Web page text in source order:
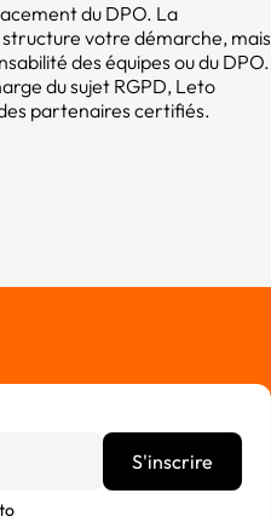
du DPO. La
votre démarche, mais
des équipes ou du DPO.
du sujet RGPD, Leto
partenaires certifiés.